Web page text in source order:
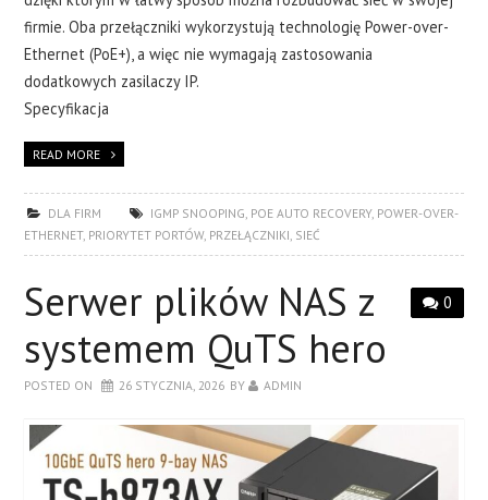
firmie. Oba przełączniki wykorzystują technologię Power-over-
Ethernet (PoE+), a więc nie wymagają zastosowania
dodatkowych zasilaczy IP.
Specyfikacja
READ MORE
DLA FIRM IGMP SNOOPING POE AUTO RECOVERY, POWER-OVER-
ETHERNET, PRIORYTET PORTÓW, PRZEŁĄCZNIKI SIEĆ
0
Serwer plików NAS z
systemem QuTS hero
POSTED ON 26 STYCZNIA, 2026 BY ADMIN